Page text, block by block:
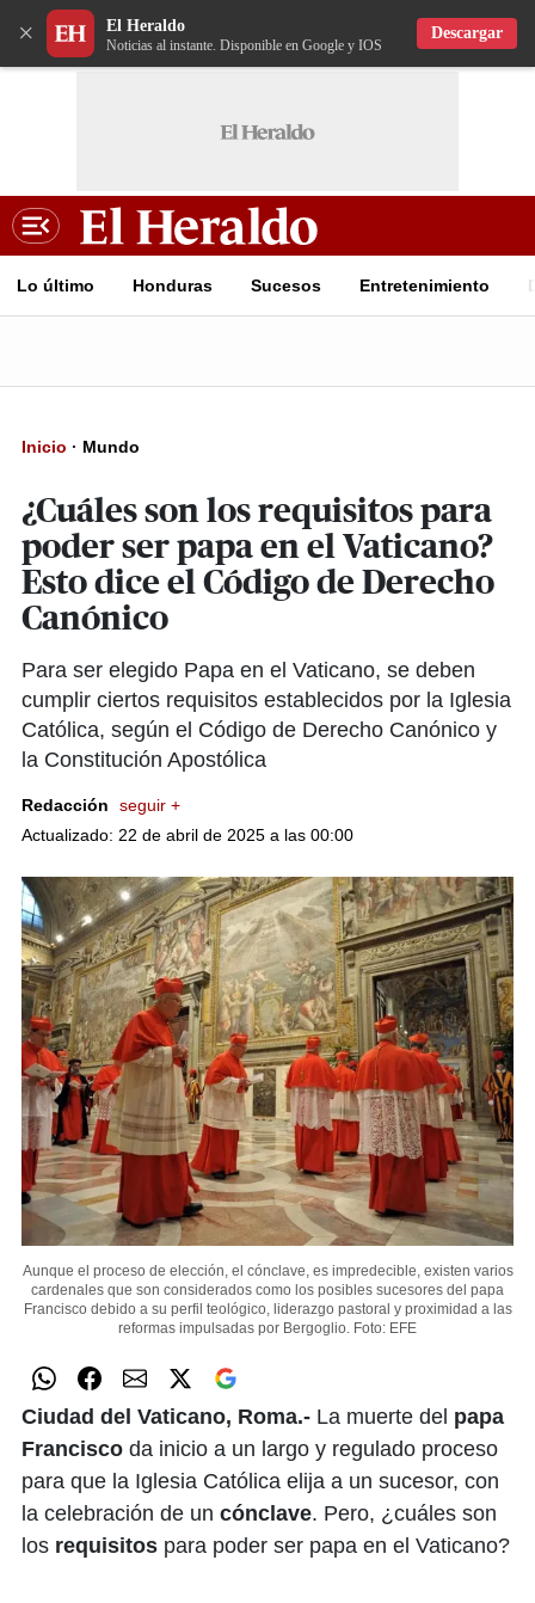
× El Heraldo
Noticias al instante. Disponible en Google y IOS
Descargar
Lo último Honduras Sucesos Entretenimiento
Inicio · Mundo
¿Cuáles son los requisitos para
poder ser papa en el Vaticano?
Esto dice el Código de Derecho
Canónico
​Para ser elegido Papa en el Vaticano, se deben
cumplir ciertos requisitos establecidos por la Iglesia
Católica, según el Código de Derecho Canónico y
la Constitución Apostólica
Redacción
seguir +
Actualizado: 22 de abril de 2025 a las 00:00
Aunque el proceso de elección, el cónclave, es impredecible, existen varios
cardenales que son considerados como los posibles sucesores del papa
Francisco debido a su perfil teológico, liderazgo pastoral y proximidad a las
reformas impulsadas por Bergoglio. Foto: EFE
Ciudad del Vaticano, Roma.- La muerte del papa
Francisco da inicio a un largo y regulado proceso
para que la Iglesia Católica elija a un sucesor, con
la celebración de un cónclave. Pero, ¿cuáles son
los requisitos para poder ser papa en el Vaticano?